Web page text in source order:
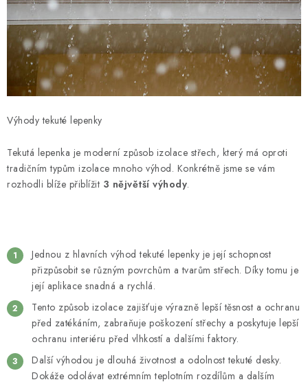
Výhody tekuté lepenky
Tekutá lepenka je moderní způsob izolace střech, který má oproti
tradičním typům izolace mnoho výhod. Konkrétně jsme se vám
rozhodli blíže přiblížit 3 nějvětší výhody.
Jednou z hlavních výhod tekuté lepenky je její schopnost
přizpůsobit se různým povrchům a tvarům střech. Díky tomu je
její aplikace snadná a rychlá.
Tento způsob izolace zajišťuje výrazně lepší těsnost a ochranu
před zatékáním, zabraňuje poškození střechy a poskytuje lepší
ochranu interiéru před vlhkostí a dalšími faktory.
Další výhodou je dlouhá životnost a odolnost tekuté desky.
Dokáže odolávat extrémním teplotním rozdílům a dalším